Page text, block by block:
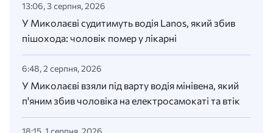
13:06, 3 серпня, 2026
У Миколаєві судитимуть водія Lanos, який збив
пішохода: чоловік помер у лікарні
6:48, 2 серпня, 2026
У Миколаєві взяли під варту водія мінівена, який
п'яним збив чоловіка на електросамокаті та втік
18:15, 1 серпня, 2026